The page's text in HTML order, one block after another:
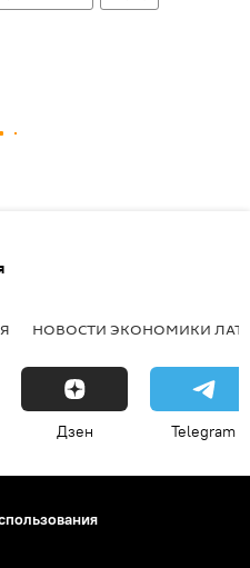
НОВОСТИ ЭКОНОМИКИ
Дзен Telegram